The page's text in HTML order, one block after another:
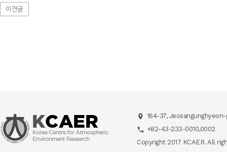
이전글
164-37,
+82-43-233-0010,0002
Copyright 2017 KCAER. All